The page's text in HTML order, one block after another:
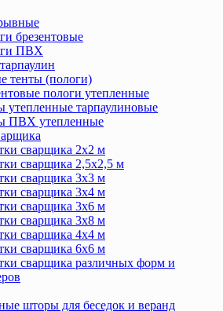
брезентовые
ПВХ
тенты (пологи)
пологи утепленные
утепленные тарпаулиновые
ПВХ утепленные
сварщика 2х2 м
сварщика 2,5х2,5 м
сварщика 3х3 м
сварщика 3х4 м
сварщика 3х6 м
сварщика 3х8 м
сварщика 4х4 м
сварщика 6х6 м
сварщика различных форм и
шторы для беседок и веранд